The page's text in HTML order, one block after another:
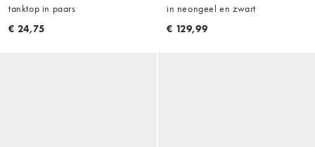
tanktop in paars
€ 24,75
in neongeel en zwart
€ 129,99